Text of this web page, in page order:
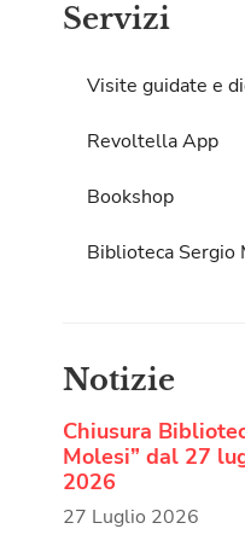
Servizi
Visite guidate e
Revoltella App
Bookshop
Biblioteca Sergio
Notizie
Chiusura
Molesi” dal 27
2026
27 Luglio 2026